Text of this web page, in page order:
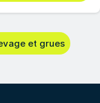
et grues